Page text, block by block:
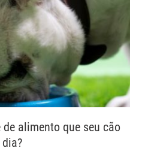
alimento que seu cão